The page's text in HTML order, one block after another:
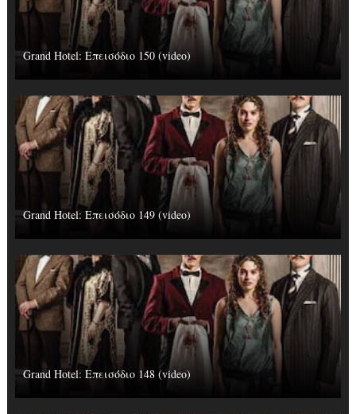
Grand Hotel: Επεισόδιο 150 (video)
Grand Hotel: Επεισόδιο 149 (video)
Grand Hotel: Επεισόδιο 148 (video)